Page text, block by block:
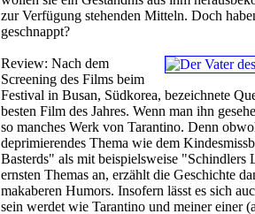
zur Verfügung stehenden Mitteln. Doch
geschnappt?
Review: Nach dem
Screening des Films beim
Festival in Busan, Südkorea, bezeichnete
besten Film des Jahres. Wenn man ihn
so manches Werk von Tarantino. Denn
deprimierendes Thema wie dem
Basterds" als mit beispielsweise
ernsten Themas an, erzählt die Geschichte
makaberen Humors. Insofern lässt es sich
sein werdet wie Tarantino und meiner einer